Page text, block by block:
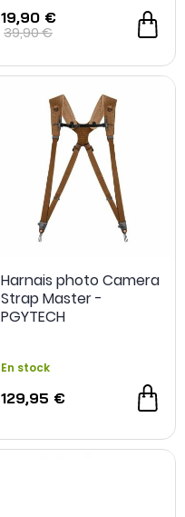
19,90 €
39,90 €
Harnais photo Camera
Strap Master -
PGYTECH
En stock
129,95 €